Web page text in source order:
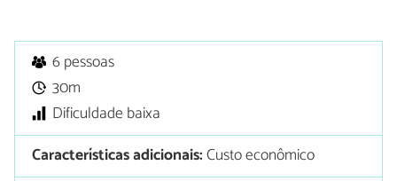
6 pessoas
30m
Dificuldade baixa
Características adicionais:Custo econômico